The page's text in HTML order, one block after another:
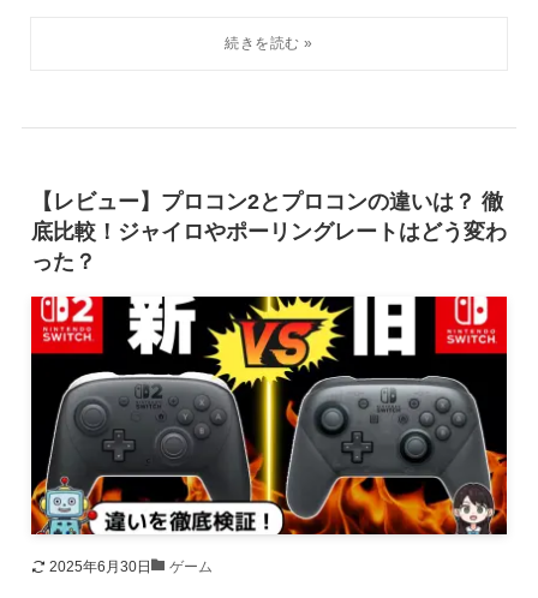
【レビュー】プロコン2とプロコンの違いは？ 徹
底比較！ジャイロやポーリングレートはどう変わ
った？
2025年6月30日 ゲーム